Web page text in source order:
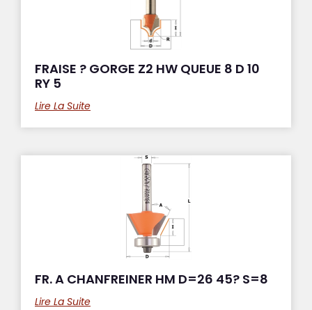
FRAISE ? GORGE Z2 HW QUEUE 8 D 10
RY 5
Lire La Suite
FR. A CHANFREINER HM D=26 45? S=8
Lire La Suite